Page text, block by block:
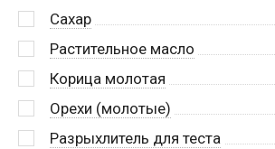
Сахар
Растительное масло
Корица молотая
Орехи (молотые)
Разрыхлитель для теста